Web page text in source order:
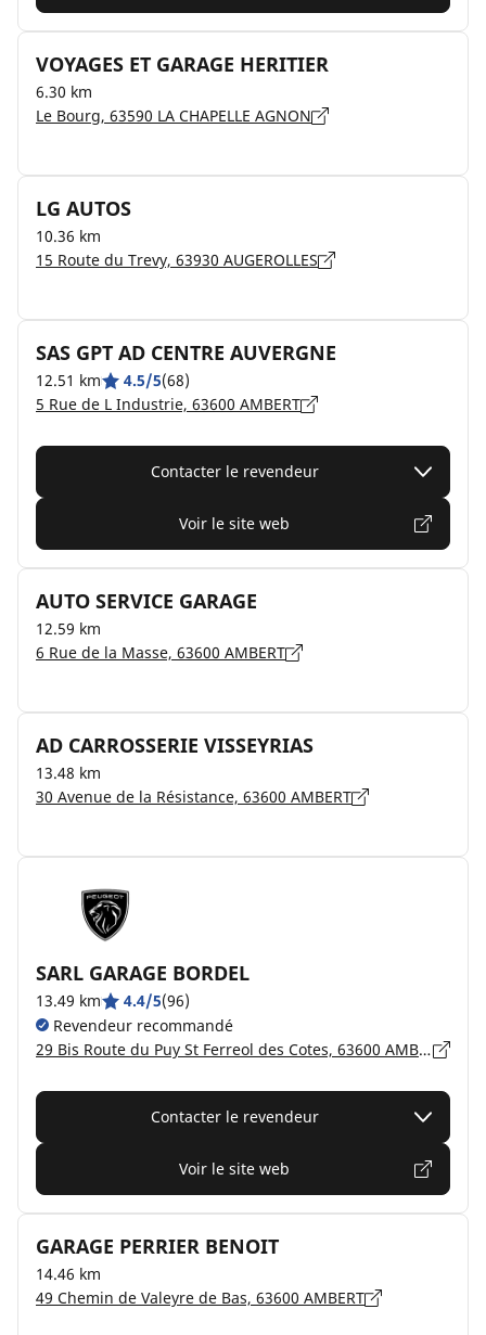
VOYAGES ET GARAGE HERITIER
6.30 km
Le Bourg, 63590 LA CHAPELLE AGNON
LG AUTOS
10.36 km
15 Route du Trevy, 63930 AUGEROLLES
SAS GPT AD CENTRE AUVERGNE
12.51 km 4.5/5(68)
5 Rue de L Industrie, 63600 AMBERT
Contacter le revendeur
Voir le site web
AUTO SERVICE GARAGE
12.59 km
6 Rue de la Masse, 63600 AMBERT
AD CARROSSERIE VISSEYRIAS
13.48 km
30 Avenue de la Résistance, 63600 AMBERT
SARL GARAGE BORDEL
13.49 km 4.4/5(96)
Revendeur recommandé
29 Bis Route du Puy St Ferreol des Cotes, 63600 AMBERT
Contacter le revendeur
Voir le site web
GARAGE PERRIER BENOIT
14.46 km
49 Chemin de Valeyre de Bas, 63600 AMBERT